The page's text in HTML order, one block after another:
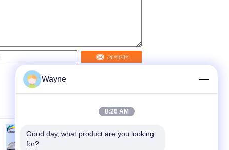
যোগাযোগ
Wayne
8:26 AM
Good day, what product are you looking
for?